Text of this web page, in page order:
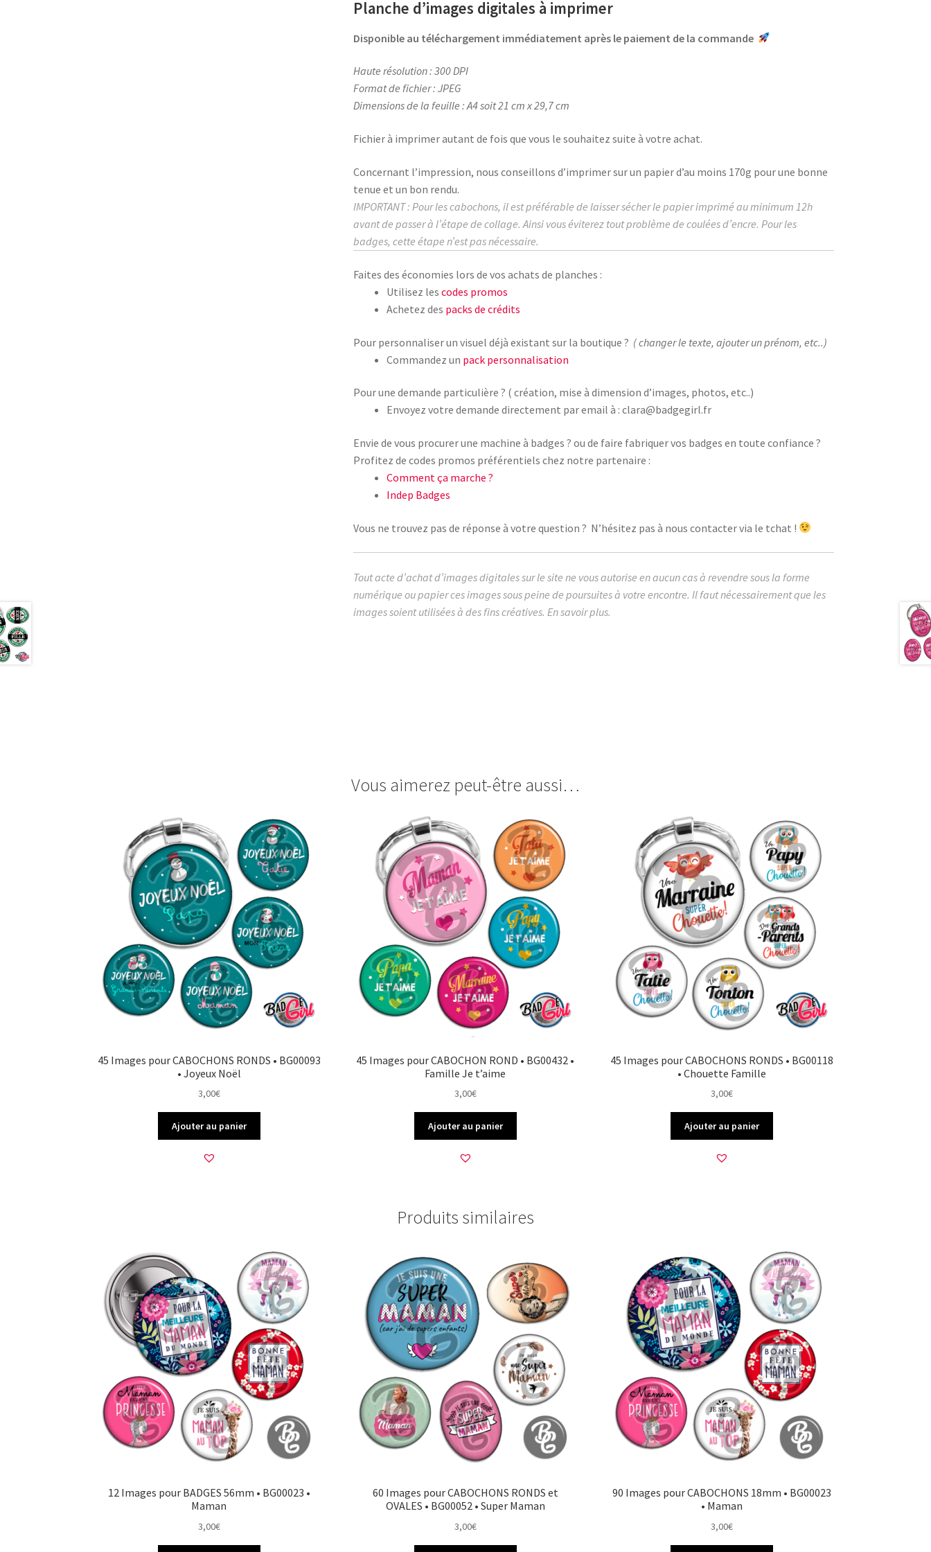
t
Planche d’images digitales à imprimer
Disponible au téléchargement immédiatement après le paiement de la commande
Haute résolution : 300 DPI
Format de fichier : JPEG
Dimensions de la feuille : A4 soit 21 cm x 29,7 cm
Fichier à imprimer autant de fois que vous le souhaitez suite à votre achat.
Concernant l’impression, nous conseillons d’imprimer sur un papier d’au moins 170g pour une bonne
tenue et un bon rendu.
IMPORTANT : Pour les cabochons, il est préférable de laisser sécher le papier imprimé au minimum 12h
avant de passer à l’étape de collage.Ainsi vous éviterez tout problème de coulées d’encre. Pour les
badges, cette étape n’est pas nécessaire.
Faites des économies lors de vos achats de planches :
Utilisez lescodes promos
Achetez des packs de crédits
Pour personnaliser un visuel déjà existant sur la boutique ? ( changer le texte, ajouter un prénom, etc..)
Commandez un pack personnalisation
Pour une demande particulière ? ( création, mise à dimension d’images, photos, etc..)
Envoyez votre demande directement par email à : clara@badgegirl.fr
Envie de vous procurer une machine à badges ? ou de faire fabriquer vos badges en toute confiance ?
Profitez de codes promos préférentiels chez notre partenaire :
Comment ça marche ?
Indep Badges
Vous ne trouvez pas de réponse à votre question ? N’hésitez pas à nous contacter via le tchat !
Tout acte d’achat d’images digitales sur le site ne vous autorise en aucun cas à revendre sous la forme
numérique ou papier ces images sous peine de poursuites à votre encontre. Il faut nécessairement que les
images soient utilisées à des fins créatives.En savoir plus.
Vous aimerez peut-être aussi…
45 Images pour CABOCHONS RONDS • BG00093
• Joyeux Noël
3,00€
Ajouter au panier
45 Images pour CABOCHON ROND • BG00432 •
Famille Je t’aime
3,00€
Ajouter au panier
45 Images pour CABOCHONS RONDS • BG00118
• Chouette Famille
3,00€
Ajouter au panier
Produits similaires
12 Images pour BADGES 56mm • BG00023 •
Maman
3,00€
60 Images pour CABOCHONS RONDS et
OVALES • BG00052 • Super Maman
3,00€
90 Images pour CABOCHONS 18mm • BG00023
• Maman
3,00€